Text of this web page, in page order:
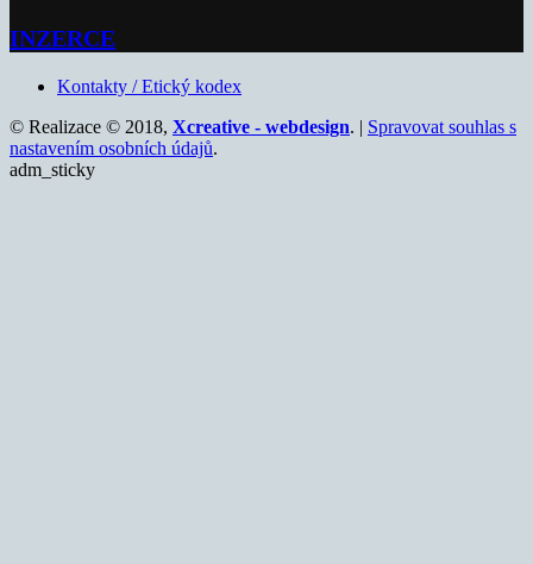
INZERCE
Kontakty / Etický kodex
© Realizace © 2018, Xcreative - webdesign. | Spravovat souhlas s
nastavením osobních údajů.
adm_sticky